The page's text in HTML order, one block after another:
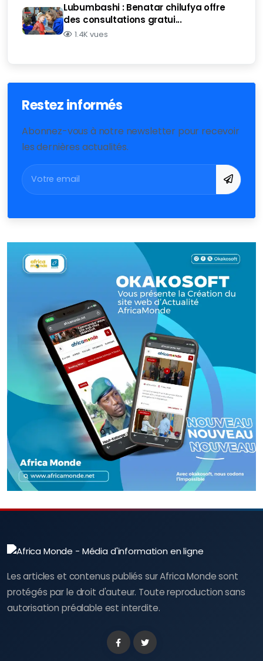
Lubumbashi : Benatar chilufya offre
des consultations gratui...
1.4K vues
Restez informés
Abonnez-vous à notre newsletter pour recevoir
les dernières actualités.
Les articles et contenus publiés sur Africa Monde sont
protégés par le droit d'auteur. Toute reproduction sans
autorisation préalable est interdite.
FacebookTwitter